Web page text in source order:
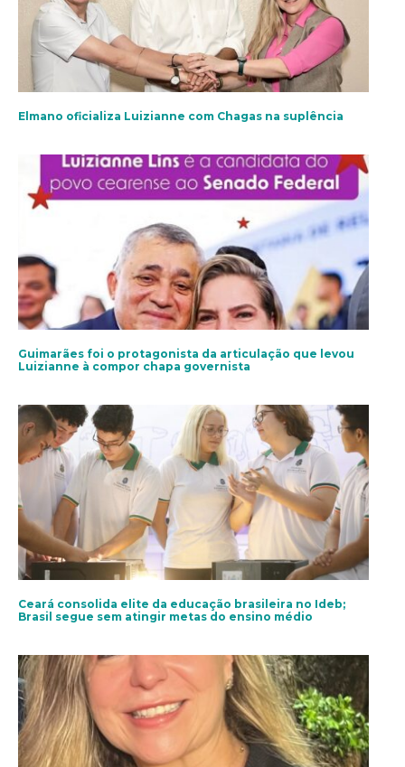
Elmano oficializa Luizianne com Chagas na suplência
Guimarães foi o protagonista da articulação que levou
Luizianne à compor chapa governista
Ceará consolida elite da educação brasileira no Ideb;
Brasil segue sem atingir metas do ensino médio